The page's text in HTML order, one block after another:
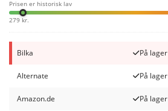
Prisen er historisk lav
279 kr.
Bilka På lager
Alternate På lager
Amazon.de På lager